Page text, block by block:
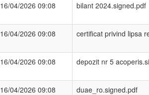
16/04/2026 09:08 bilant 2024.signed.pdf
16/04/2026 09:08 certificat privind lipsa
16/04/2026 09:08 depozit nr 5
16/04/2026 09:08 duae_ro.signed.pdf